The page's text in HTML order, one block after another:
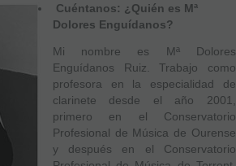
Cuéntanos: ¿Quién es Mª
Dolores Enguídanos?
Mi nombre es Mª Dolores
Enguídanos Ruiz. Trabajo como
profesora en la especialidad de
clarinete desde el año 2001,
primero en el Conservatorio
Profesional de Música de Ourense
y después en el Conservatorio